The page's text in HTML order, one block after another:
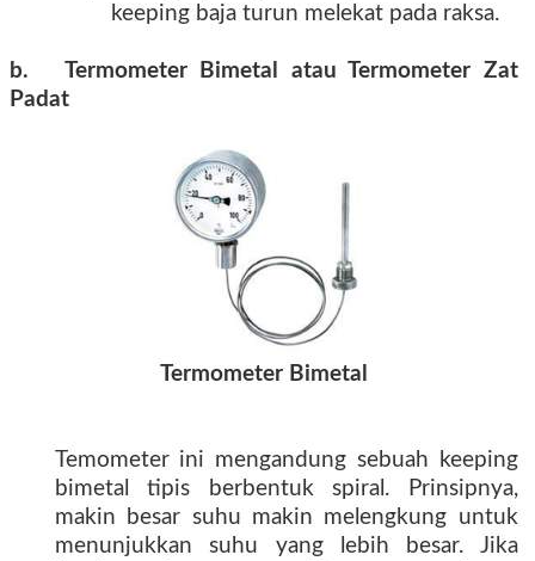
keeping baja turun melekat pada raksa.
b. Termometer Bimetal atau Termometer Zat
Padat
Termometer Bimetal
Temometer ini mengandung sebuah keeping
bimetal tipis berbentuk spiral. Prinsipnya,
makin besar suhu makin melengkung untuk
menunjukkan suhu yang lebih besar. Jika